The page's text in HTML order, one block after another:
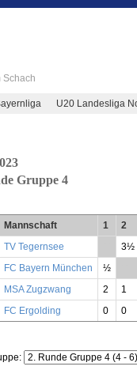
Schach
U20 Landesliga
Gruppe 4
Mannschaft 1
2
TV Tegernsee
3½
FC Bayern München ½
MSA Zugzwang 2
1
FC Ergolding 0 0